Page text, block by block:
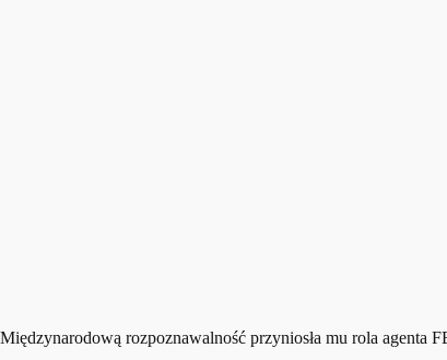
Międzynarodową rozpoznawalność przyniosła mu rola agenta